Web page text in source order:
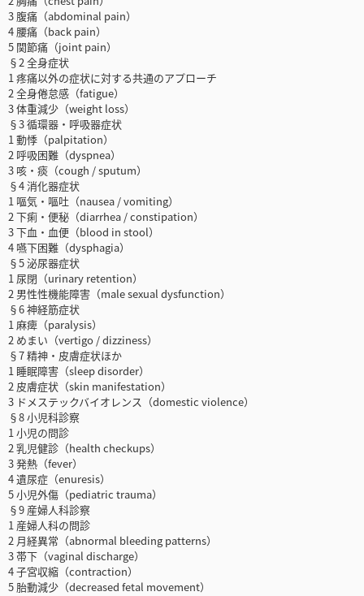
3 腹痛（abdominal pain）
4 腰痛（back pain）
5 関節痛（joint pain）
§2 全身症状
1 疼痛以外の症状に対する共通のアプローチ
2 全身倦怠感（fatigue）
3 体重減少（weight loss）
§3 循環器・呼吸器症状
1 動悸（palpitation）
2 呼吸困難（dyspnea）
3 咳・痰（cough / sputum）
§4 消化器症状
1 嘔気・嘔吐（nausea / vomiting）
2 下痢・便秘（diarrhea / constipation）
3 下血・血便（blood in stool）
4 嚥下困難（dysphagia）
§5 泌尿器症状
1 尿閉（urinary retention）
2 男性性機能障害（male sexual dysfunction）
§6 神経筋症状
1 麻痺（paralysis）
2 めまい（vertigo / dizziness）
§7 精神・皮膚症状ほか
1 睡眠障害（sleep disorder）
2 皮膚症状（skin manifestation）
3 ドメステックバイオレンス（domestic violence）
§8 小児科診察
1 小児の問診
2 乳児健診（health checkups）
3 発熱（fever）
4 遺尿症（enuresis）
5 小児外傷（pediatric trauma）
§9 産婦人科診察
1 産婦人科の問診
2 月経異常（abnormal bleeding patterns）
3 帯下（vaginal discharge）
4 子宮収縮（contraction）
5 胎動減少（decreased fetal movement）